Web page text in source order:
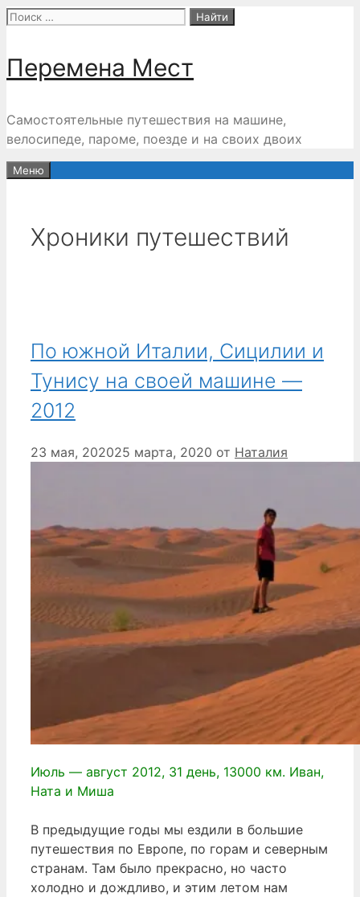
Перейти
Поиск:
Перемена Мест
Самостоятельные путешествия на машине,
велосипеде, пароме, поезде и на своих двоих
Меню
Хроники путешествий
По южной Италии, Сицилии и
Тунису на своей машине —
2012
23 мая, 202025 марта, 2020 от Наталия
Июль — август 2012, 31 день, 13000 км. Иван,
Ната и Миша
В предыдущие годы мы ездили в большие
путешествия по Европе, по горам и северным
странам. Там было прекрасно, но часто
холодно и дождливо, и этим летом нам